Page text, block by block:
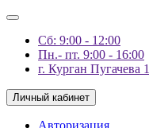
Сб: 9:00 - 12:00
Пн.- пт. 9:00 - 16:00
г. Курган Пугачева
Личный кабинет
Авторизация